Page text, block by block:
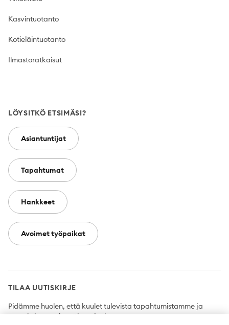
Kasvintuotanto
Kotieläintuotanto
Ilmastoratkaisut
LÖYSITKÖ ETSIMÄSI?
Asiantuntijat
Tapahtumat
Hankkeet
Avoimet työpaikat
TILAA UUTISKIRJE
Pidämme huolen, että kuulet tulevista tapahtumistamme ja
uutuuksista ensimmäisten joukossa.